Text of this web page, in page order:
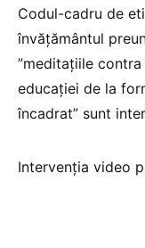
Codul-cadru de
învățământul
”meditațiile
educației de la
încadrat” sunt
Intervenția video